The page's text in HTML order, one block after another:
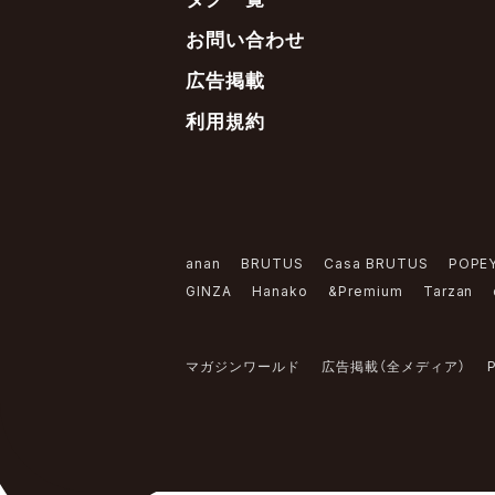
お問い合わせ
広告掲載
利用規約
anan BRUTUS Casa BRUTUS
GINZA
Hanako &Premium Tarzan
マガジンワールド 広告掲載（全メディア）